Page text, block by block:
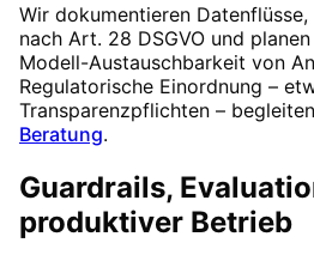
Wir dokumentieren
nach Art. 28 DSGVO und
Modell-Austauschbarkeit von
Regulatorische Einordnung –
Transparenzpflichten –
Beratung.
Guardrails,
produktiver Betrieb